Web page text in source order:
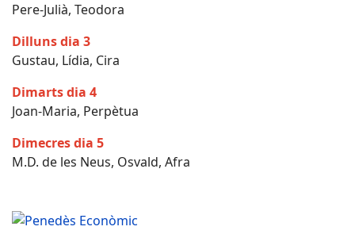
Pere-Julià, Teodora
Dilluns dia 3
Gustau, Lídia, Cira
Dimarts dia 4
Joan-Maria, Perpètua
Dimecres dia 5
M.D. de les Neus, Osvald, Afra